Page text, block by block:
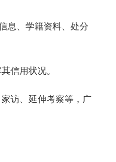
息、学籍资料、处分
信用状况。
访、延伸考察等，广